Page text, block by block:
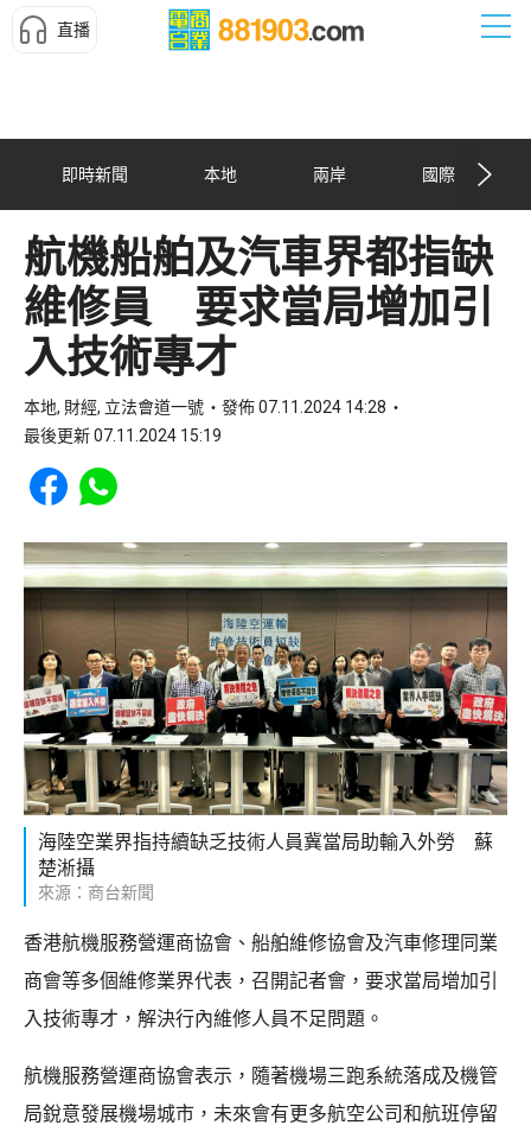
直播
即時新聞 本地 兩岸 國際
航機船舶及汽車界都指缺
維修員 要求當局增加引
入技術專才
本地, 財經, 立法會道一號
發佈 07.11.2024 14:28
最後更新 07.11.2024 15:19
Share to Facebook
Share to WhatsApp
海陸空業界指持續缺乏技術人員冀當局助輸入外勞 蘇
楚淅攝
來源：商台新聞
香港航機服務營運商協會、船舶維修協會及汽車修理同業
商會等多個維修業界代表，召開記者會，要求當局增加引
入技術專才，解決行內維修人員不足問題。
航機服務營運商協會表示，隨著機場三跑系統落成及機管
局銳意發展機場城市，未來會有更多航空公司和航班停留